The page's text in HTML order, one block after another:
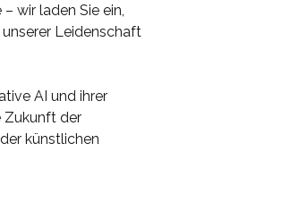
wir laden Sie ein,
Leidenschaft
AI und ihrer
Zukunft der
künstlichen